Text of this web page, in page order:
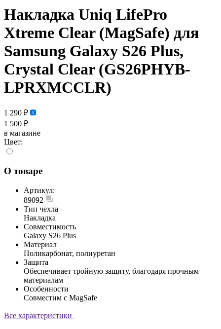
Накладка Uniq LifePro
Xtreme Clear (MagSafe) для
Samsung Galaxy S26 Plus,
Crystal Clear (GS26PHYB-
LPRXMCCLR)
1 290 ₽
1 500 ₽
в магазине
Цвет:
О товаре
Артикул:
89092
Тип чехла
Накладка
Совместимость
Galaxy S26 Plus
Материал
Поликарбонат, полиуретан
Защита
Обеспечивает тройную защиту, благодаря прочным
материалам
Особенности
Совместим с MagSafe
Все характеристики